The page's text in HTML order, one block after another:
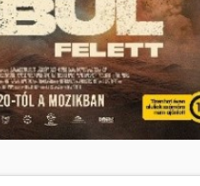
Megyei kitekintő